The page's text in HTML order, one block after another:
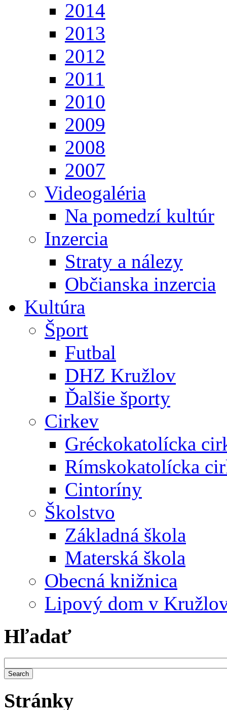
2014
2013
2012
2011
2010
2009
2008
2007
Videogaléria
Na pomedzí kultúr
Inzercia
Straty a nálezy
Občianska inzercia
Kultúra
Šport
Futbal
DHZ Kružlov
Ďalšie športy
Cirkev
Gréckokatolícka
Rímskokatolícka
Cintoríny
Školstvo
Základná škola
Materská škola
Obecná knižnica
Lipový dom v
Hľadať
Stránky